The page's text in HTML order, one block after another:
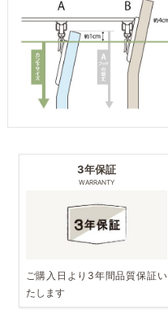
3年保証
WARRANTY
ご購入日より3年間品質保証い
たします